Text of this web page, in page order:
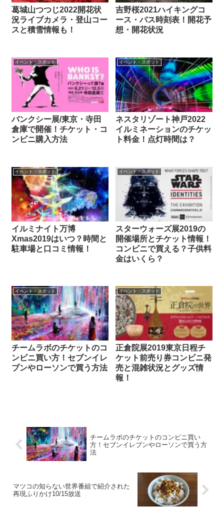
葛城山つつじ2022開花状
況ライブカメラ・登山コー
スと積雪情報も！
吉野桜2021ハイキングコ
ース・バス時刻表！開花予
想・開花状況
イベント・スポット
バンクシー展/東京・寺田
倉庫で開催！チケット・コ
ンビニ購入方法
イベント・スポット
ネスタリゾート神戸2022
イルミネーションのチケッ
ト料金！点灯時間は？
イベント・スポット
イルミナイト万博
Xmas2019はいつ？時間と
駐車場と口コミ情報！
イベント・スポット
スターウォーズ展2019の
開催場所とチケット情報！
コンビニで買える？子供料
金はいくら？
イベント・スポット
チームラボのチケットのコ
ンビニ買い方！セブンイレ
ブンやローソンで買う方法
イベント・スポット
正倉院展2019東京日程チ
ケット前売り券コンビニ発
売と混雑状況とグッズ情
報！
チームラボのチケットのコンビニ買い
方！セブンイレブンやローソンで買う方
法
マツコの知らない世界番組で紹介された
再現ふりかけ10/15放送